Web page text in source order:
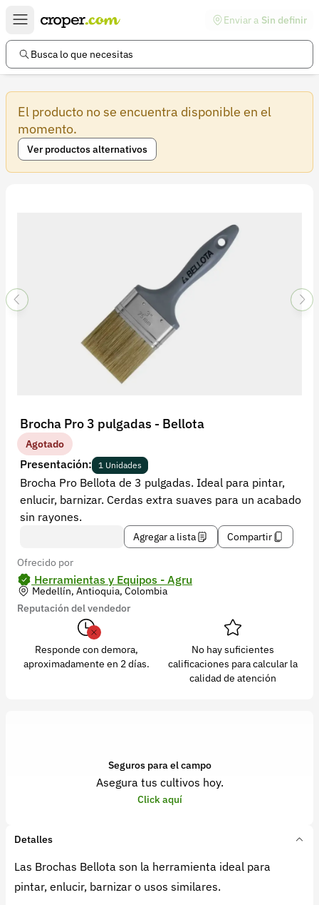
Enviar a Sin definir
Busca lo que necesitas
El producto no se encuentra disponible en el
momento.
Ver productos alternativos
Brocha Pro 3 pulgadas - Bellota
Agotado
Presentación: 1 Unidades
Brocha Pro Bellota de 3 pulgadas. Ideal para pintar,
enlucir, barnizar. Cerdas extra suaves para un acabado
sin rayones.
Agregar a lista
Compartir
Ofrecido por
Herramientas y Equipos - Agru
Medellín, Antioquia, Colombia
Reputación del vendedor
Responde con demora,
aproximadamente en 2 días.
No hay suficientes
calificaciones para calcular la
calidad de atención
Seguros para el campo
Asegura tus cultivos hoy.
Click aquí
Detalles
Las Brochas Bellota son la herramienta ideal para
pintar, enlucir, barnizar o usos similares.
Enlaces de interés
Preguntas frecuentes
Ayuda
Información legal
Términos y condiciones
Registrarse
Recuperar contraseña
contacto@croper.com
© 2026 Croper.com Todos los derechos reservados
Versión 5.45.0
Síguenos